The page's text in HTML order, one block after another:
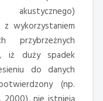
wykorzystaniem
iż duży spadek
do danych
(np.